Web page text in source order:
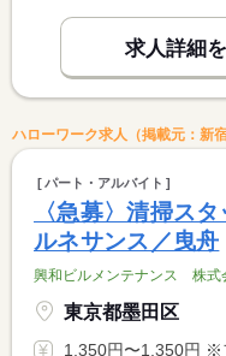
求人詳細
ハローワーク求人（掲載元：新
パート・アルバイト
〈急募〉清掃ス
ルネサンス／曳舟
興和ビルメンテナンス 株式
東京都墨田区
1,350円〜1,350円 ※フルタイム求人の場